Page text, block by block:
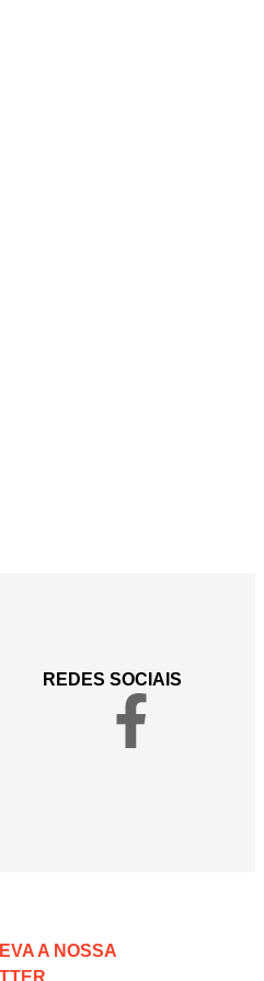
REDES SOCIAIS
A NOSSA